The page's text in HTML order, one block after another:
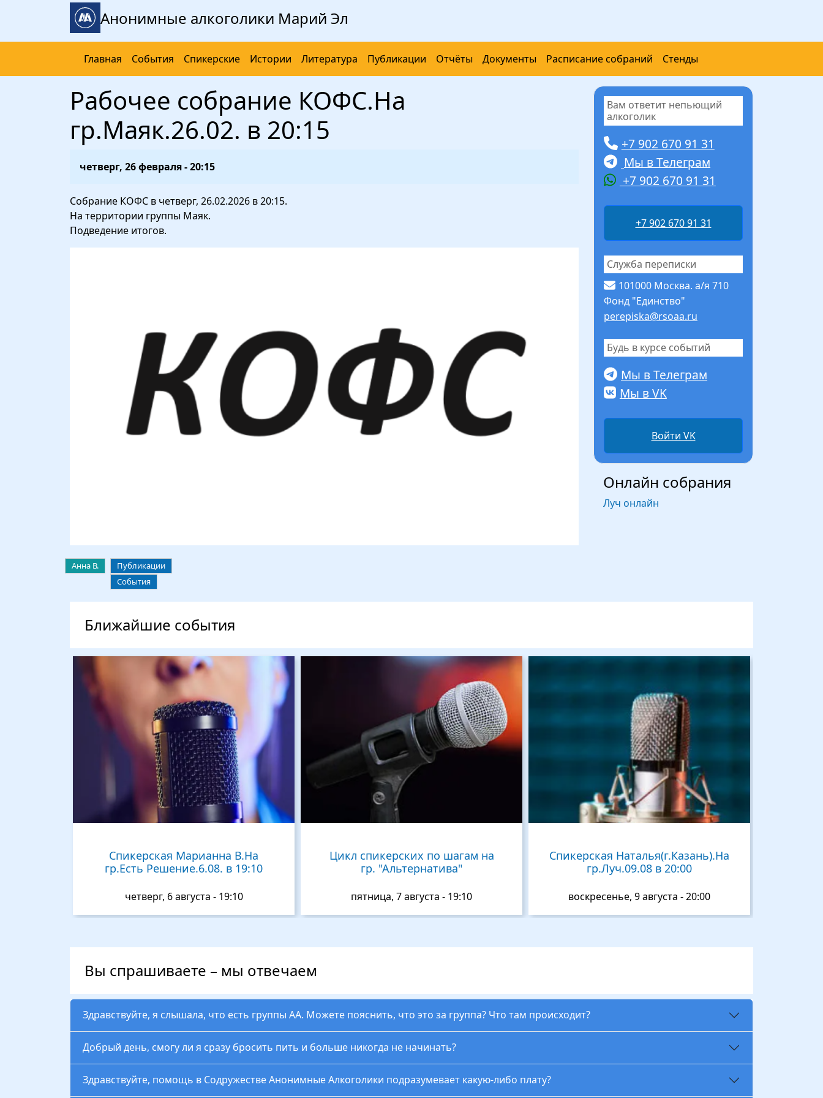
Перейти к основному содержанию
Анонимные алкоголики Марий Эл
Главная События Спикерские Истории Литература Публикации Отчёты Документы Расписание собраний Стенды
Рабочее собрание КОФС.На
гр.Маяк.26.02. в 20:15
четверг, 26 февраля - 20:15
Собрание КОФС в четверг, 26.02.2026 в 20:15.
На территории группы Маяк.
Подведение итогов.
Анна В.
Публикации
События
Вам ответит непьющий
алкоголик
+7 902 670 91 31
Мы в Телеграм
+7 902 670 91 31
+7 902 670 91 31
Служба переписки
101000 Москва. а/я 710
Фонд "Единство"
perepiska@rsoaa.ru
Будь в курсе событий
Мы в Телеграм
Мы в VK
Войти VK
Онлайн собрания
Луч онлайн
Ближайшие события
Спикерская Марианна В.На
гр.Есть Решение.6.08. в 19:10
четверг, 6 августа - 19:10
Цикл спикерских по шагам на
гр. "Альтернатива"
пятница, 7 августа - 19:10
Изображение
Спикерская Наталья(г.Казань).На
гр.Луч.09.08 в 20:00
воскресенье, 9 августа - 20:00
Вы спрашиваете – мы отвечаем
Здравствуйте, я слышала, что есть группы АА. Можете пояснить, что это за группа? Что там происходит?
Добрый день, смогу ли я сразу бросить пить и больше никогда не начинать?
Здравствуйте, помощь в Содружестве Анонимные Алкоголики подразумевает какую-либо плату?